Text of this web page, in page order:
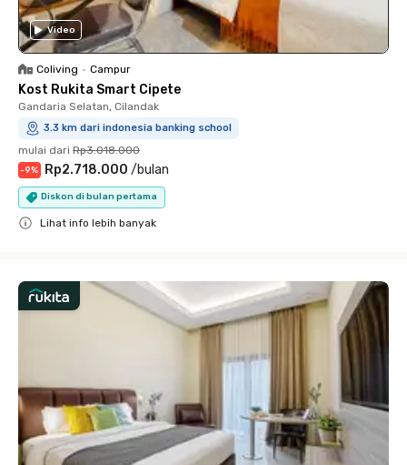
Video
Coliving • Campur
Kost Rukita Smart Cipete
Gandaria Selatan, Cilandak
3.3 km dari indonesia banking school
mulai dari Rp3.018.000
-9% Rp2.718.000 /bulan
Diskon di bulan pertama
Lihat info lebih banyak